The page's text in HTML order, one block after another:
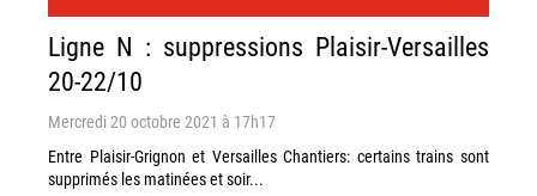
Ligne N : suppressions Plaisir-Versailles
20-22/10
Mercredi 20 octobre 2021 à 17h17
Entre Plaisir-Grignon et Versailles Chantiers: certains trains sont
supprimés les matinées et soir...